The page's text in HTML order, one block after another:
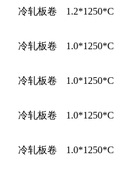
冷轧板卷 1.2*1250*C
冷轧板卷 1.0*1250*C
冷轧板卷 1.0*1250*C
冷轧板卷 1.0*1250*C
冷轧板卷 1.0*1250*C